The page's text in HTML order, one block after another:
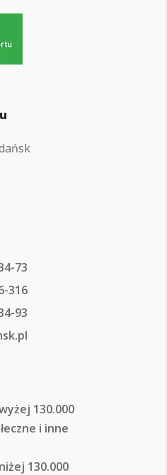
strony
73
316
93
130.000
i inne
130.000